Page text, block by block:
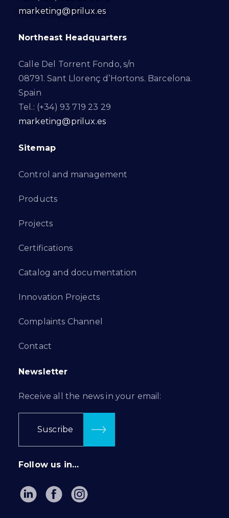
marketing@prilux.es
Northeast Headquarters
Calle Del Torrent Fondo, s/n
08791. Sant Llorenç d’Hortons. Barcelona.
Spain
Tel.: (+34) 93 719 23 29
marketing@prilux.es
Sitemap
Control and management
Products
Projects
Certifications
Catalog and documentation
Innovation Projects
Complaints Channel
Contact
Newsletter
Receive all the news in your email:
Suscribe
Follow us in…